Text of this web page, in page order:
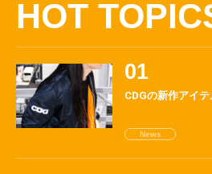
HOT
CDGの新作アイ
News